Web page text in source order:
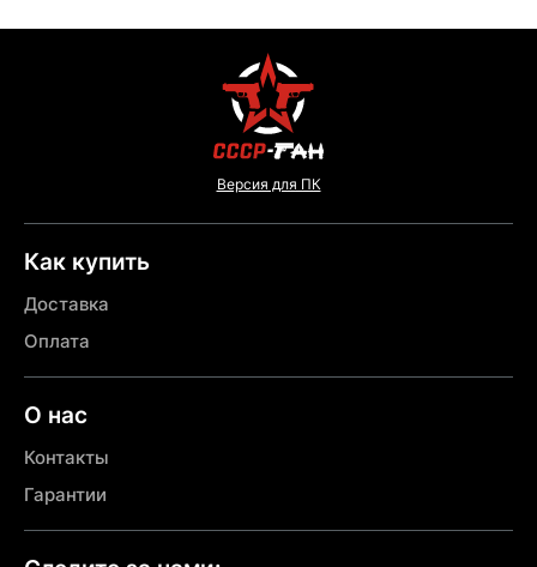
Версия для ПК
Как купить
Доставка
Оплата
О нас
Контакты
Гарантии